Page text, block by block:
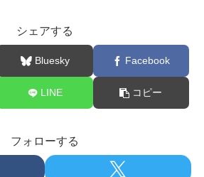
シェアする
Bluesky Facebook
LINE コピー
フォローする